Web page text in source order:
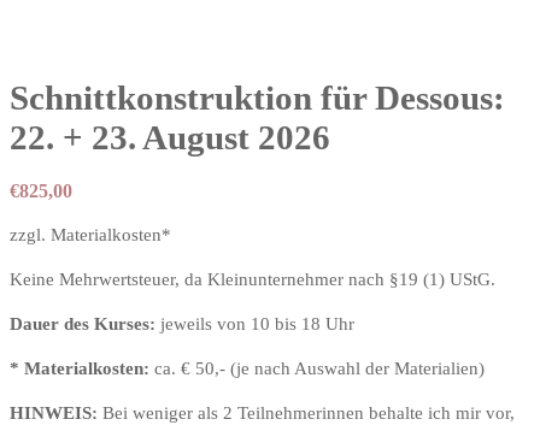
Schnittkonstruktion für Dessous:
22. + 23. August 2026
€825,00
zzgl. Materialkosten*
Keine Mehrwertsteuer, da Kleinunternehmer nach §19 (1) UStG.
Dauer des Kurses: jeweils von 10 bis 18 Uhr
* Materialkosten: ca. € 50,- (je nach Auswahl der Materialien)
HINWEIS: Bei weniger als 2 Teilnehmerinnen behalte ich mir vor,